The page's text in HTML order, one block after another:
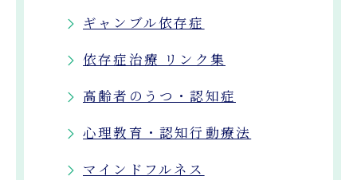
ギャンブル依存症
依存症治療 リンク集
高齢者のうつ・認知症
心理教育・認知行動療法
マインドフルネス